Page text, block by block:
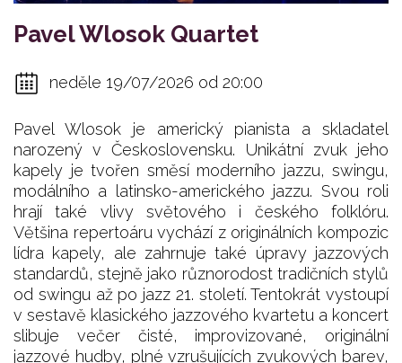
Pavel Wlosok Quartet
neděle 19/07/2026 od 20:00
Pavel Wlosok je americký pianista a skladatel
narozený v Československu. Unikátní zvuk jeho
kapely je tvořen směsí moderního jazzu, swingu,
modálního a latinsko-amerického jazzu. Svou roli
hrají také vlivy světového i českého folklóru.
Většina repertoáru vychází z originálních kompozic
lídra kapely, ale zahrnuje také úpravy jazzových
standardů, stejně jako různorodost tradičních stylů
od swingu až po jazz 21. století. Tentokrát vystoupí
v sestavě klasického jazzového kvartetu a koncert
slibuje večer čisté, improvizované, originální
jazzové hudby, plné vzrušujících zvukových barev,